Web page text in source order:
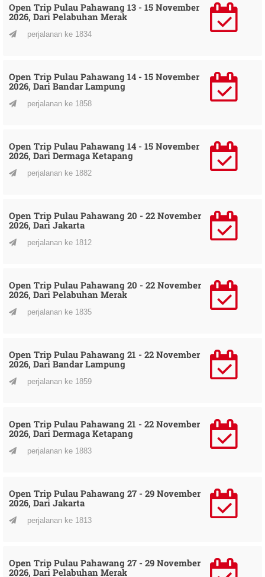
Open Trip Pulau Pahawang 13 - 15 November
2026, Dari Pelabuhan Merak
perjalanan ke 1834
Open Trip Pulau Pahawang 14 - 15 November
2026, Dari Bandar Lampung
perjalanan ke 1858
Open Trip Pulau Pahawang 14 - 15 November
2026, Dari Dermaga Ketapang
perjalanan ke 1882
Open Trip Pulau Pahawang 20 - 22 November
2026, Dari Jakarta
perjalanan ke 1812
Open Trip Pulau Pahawang 20 - 22 November
2026, Dari Pelabuhan Merak
perjalanan ke 1835
Open Trip Pulau Pahawang 21 - 22 November
2026, Dari Bandar Lampung
perjalanan ke 1859
Open Trip Pulau Pahawang 21 - 22 November
2026, Dari Dermaga Ketapang
perjalanan ke 1883
Open Trip Pulau Pahawang 27 - 29 November
2026, Dari Jakarta
perjalanan ke 1813
Open Trip Pulau Pahawang 27 - 29 November
2026, Dari Pelabuhan Merak